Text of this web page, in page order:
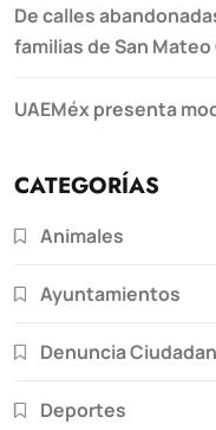
De calles
familias de San
UAEMéx presenta
CATEGORÍAS
Animales
Ayuntamientos
Denuncia
Deportes